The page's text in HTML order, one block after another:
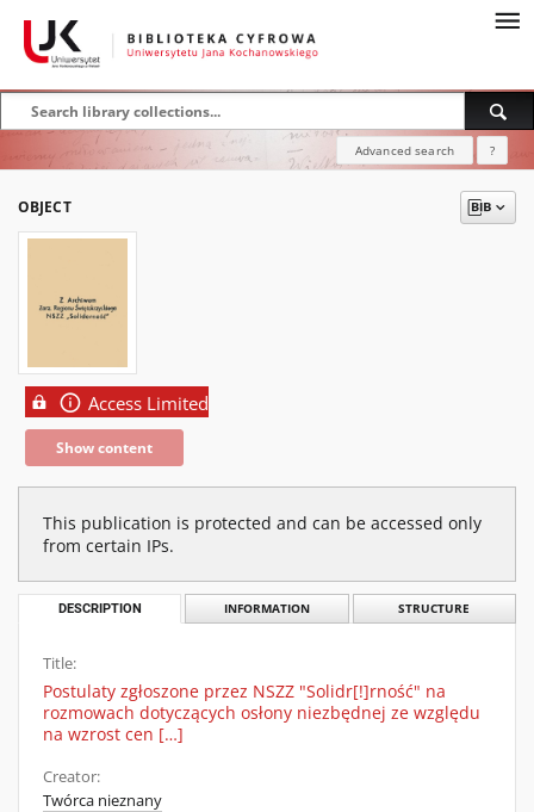
Advanced search ?
OBJECT
Access Limited
Show content
This publication is protected and can be accessed only
from certain IPs.
DESCRIPTION INFORMATION STRUCTURE
Title:
Postulaty zgłoszone przez NSZZ "Solidr[!]rność" na
rozmowach dotyczących osłony niezbędnej ze względu
na wzrost cen […]
Creator:
Twórca nieznany